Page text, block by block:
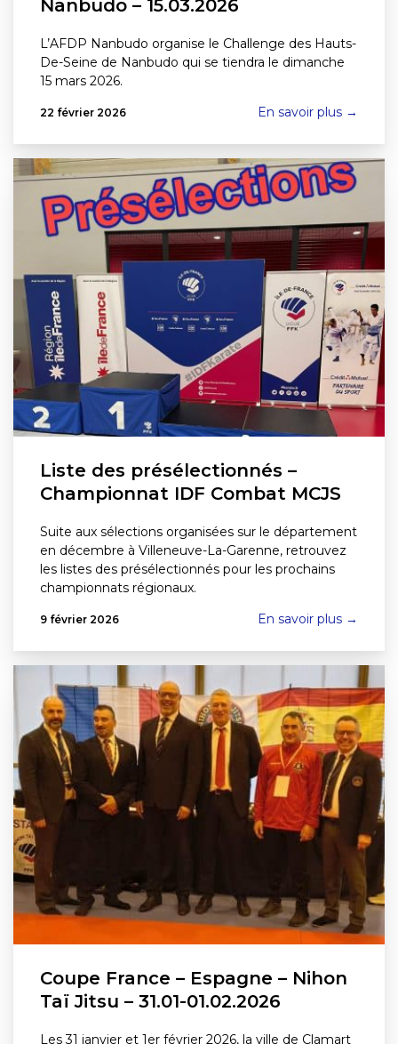
Nanbudo – 15.03.2026
L’AFDP Nanbudo organise le Challenge des Hauts-
De-Seine de Nanbudo qui se tiendra le dimanche
15 mars 2026.
22 février 2026 En savoir plus →
Liste des présélectionnés –
Championnat IDF Combat MCJS
Suite aux sélections organisées sur le département
en décembre à Villeneuve-La-Garenne, retrouvez
les listes des présélectionnés pour les prochains
championnats régionaux.
9 février 2026 En savoir plus →
Coupe France – Espagne – Nihon
Taï Jitsu – 31.01-01.02.2026
Les 31 janvier et 1er février 2026, la ville de Clamart